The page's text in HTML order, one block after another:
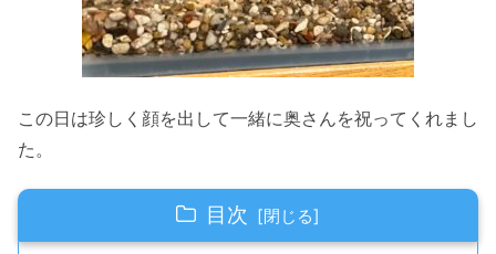
この日は珍しく顔を出して一緒に奥さんを祝ってくれまし
た。
目次